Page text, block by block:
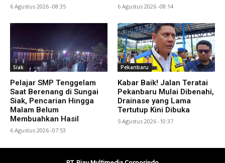
6 Agustus 2026 -08:35 6 Agustus 2026 -08:14
Siak
Pelajar SMP Tenggelam
Saat Berenang di Sungai
Siak, Pencarian Hingga
Malam Belum
Membuahkan Hasil
6 Agustus 2026 -07:53
Pekanbaru
Kabar Baik! Jalan Teratai
Pekanbaru Mulai Dibenahi,
Drainase yang Lama
Tertutup Kini Dibuka
5 Agustus 2026 -10:37